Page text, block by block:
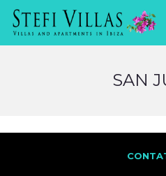
SAN